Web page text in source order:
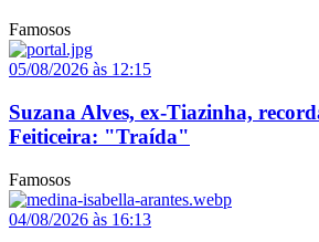
Famosos
05/08/2026 às 12:15
Suzana Alves, ex-Tiazinha,
Feiticeira: "Traída"
Famosos
04/08/2026 às 16:13